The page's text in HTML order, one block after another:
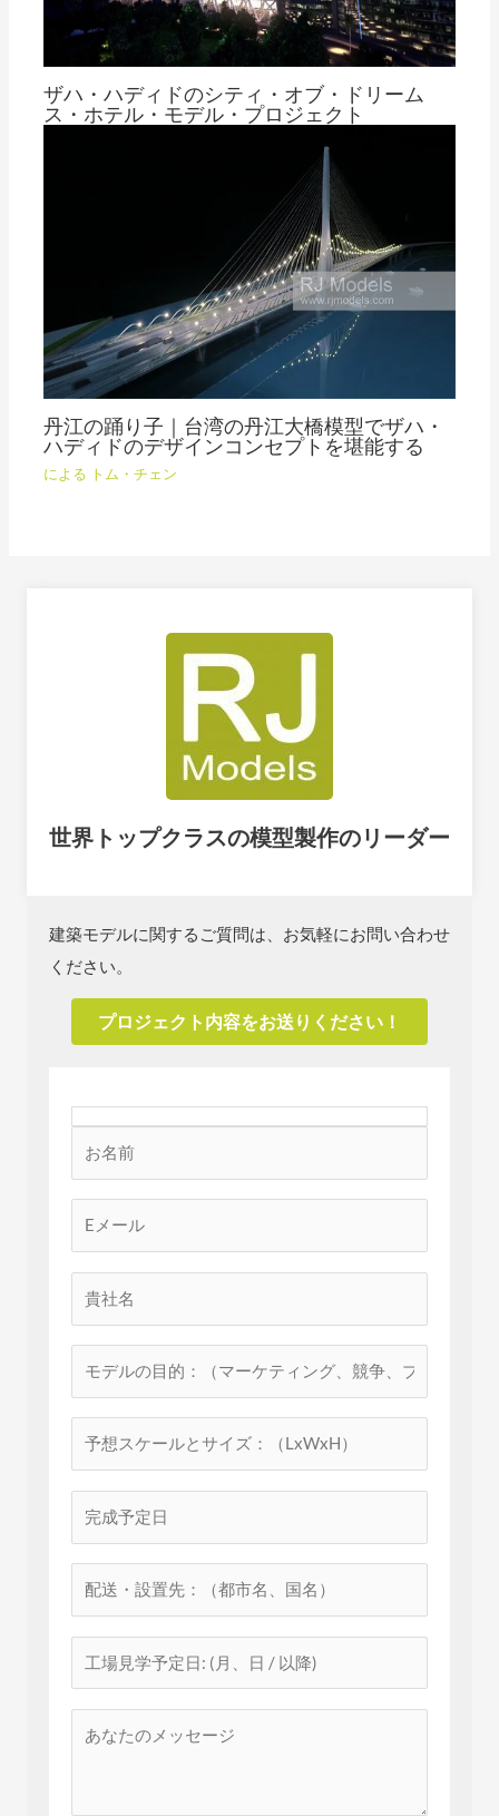
ザハ・ハディドのシティ・オブ・ドリーム
ス・ホテル・モデル・プロジェクト
丹江の踊り子｜台湾の丹江大橋模型でザハ・
ハディドのデザインコンセプトを堪能する
による トム・チェン
世界トップクラスの模型製作のリーダー
建築モデルに関するご質問は、お気軽にお問い合わせ
ください。
プロジェクト内容をお送りください！